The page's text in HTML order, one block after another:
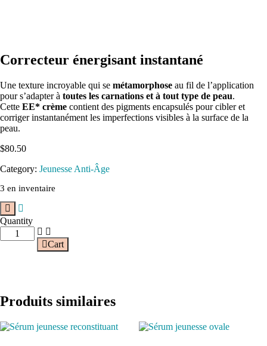
Correcteur énergisant instantané
Une texture incroyable qui se métamorphose au fil de l’application
pour s’adapter à toutes les carnations et à tout type de peau.
Cette EE* crème contient des pigments encapsulés pour cibler et
corriger instantanément les imperfections visibles à la surface de la
peau.
$80.50
Category: Jeunesse Anti-Âge
3 en inventaire
Quantity
Cart
Produits similaires